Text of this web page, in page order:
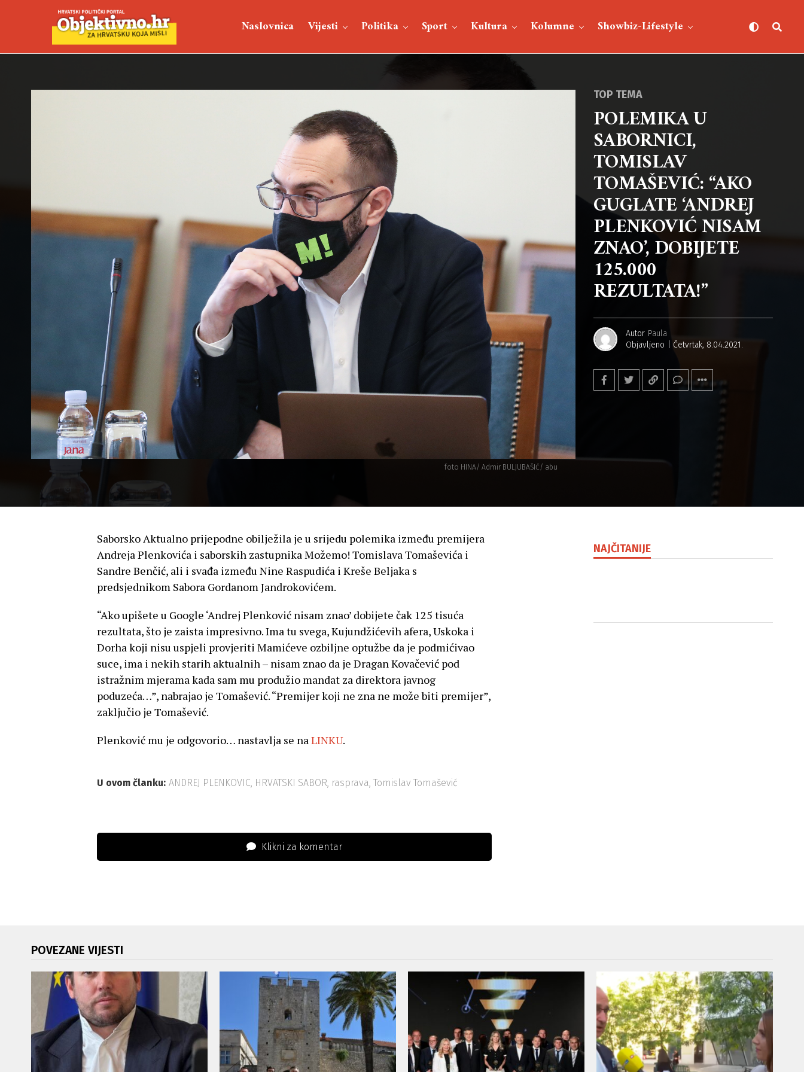
Naslovnica Vijesti Politika Sport Kultura Kolumne Showbiz-Lifestyle
foto HINA/ Admir BULJUBAŠIĆ/ abu
TOP TEMA
POLEMIKA U
SABORNICI,
TOMISLAV
TOMAŠEVIĆ: “AKO
GUGLATE ‘ANDREJ
PLENKOVIĆ NISAM
ZNAO’, DOBIJETE
125.000
REZULTATA!”
Autor Paula
Objavljeno
Četvrtak, 8.04.2021.
Saborsko Aktualno prijepodne obilježila je u srijedu polemika između premijera
Andreja Plenkovića i saborskih zastupnika Možemo! Tomislava Tomaševića i
Sandre Benčić, ali i svađa između Nine Raspudića i Kreše Beljaka s
predsjednikom Sabora Gordanom Jandrokovićem.
“Ako upišete u Google ‘Andrej Plenković nisam znao’ dobijete čak 125 tisuća
rezultata, što je zaista impresivno. Ima tu svega, Kujundžićevih afera, Uskoka i
Dorha koji nisu uspjeli provjeriti Mamićeve ozbiljne optužbe da je podmićivao
suce, ima i nekih starih aktualnih – nisam znao da je Dragan Kovačević pod
istražnim mjerama kada sam mu produžio mandat za direktora javnog
poduzeća…”, nabrajao je Tomašević. “Premijer koji ne zna ne može biti premijer”,
zaključio je Tomašević.
Plenković mu je odgovorio… nastavlja se naLINKU.
U ovom članku: ANDREJ PLENKOVIC, HRVATSKI SABOR, rasprava, Tomislav Tomašević
Klikni za komentar
NAJČITANIJE
POVEZANE VIJESTI